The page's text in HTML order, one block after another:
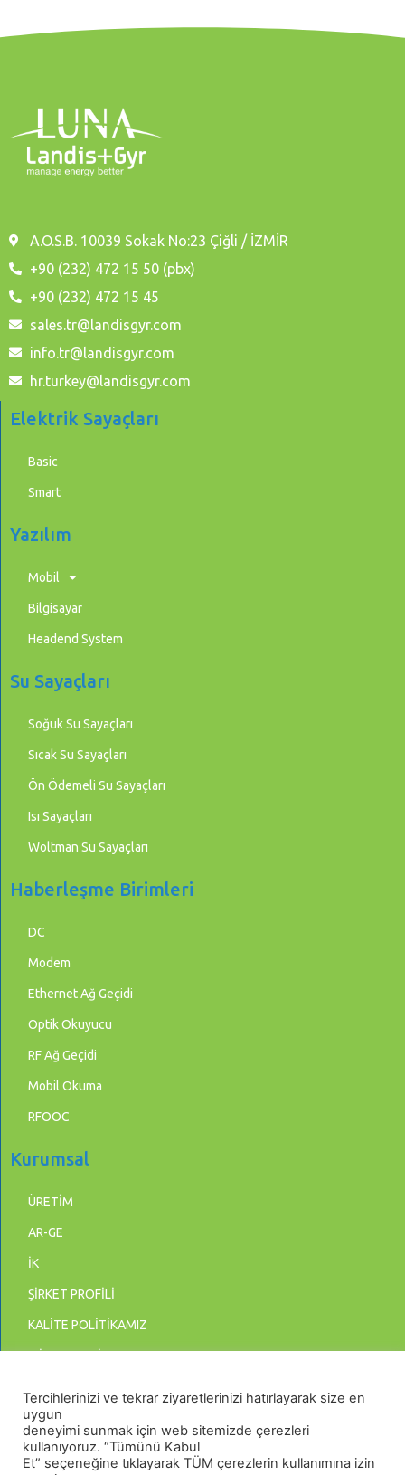
A.O.S.B. 10039 Sokak No:23 Çiğli / İZMİR
+90 (232) 472 15 50 (pbx)
+90 (232) 472 15 45
sales.tr@landisgyr.com
info.tr@landisgyr.com
hr.turkey@landisgyr.com
Elektrik Sayaçları
Basic
Smart
Yazılım
Mobil
Bilgisayar
Headend System
Su Sayaçları
Soğuk Su Sayaçları
Sıcak Su Sayaçları
Ön Ödemeli Su Sayaçları
Isı Sayaçları
Woltman Su Sayaçları
Haberleşme Birimleri
DC
Modem
Ethernet Ağ Geçidi
Optik Okuyucu
RF Ağ Geçidi
Mobil Okuma
RFOOC
Kurumsal
ÜRETİM
AR-GE
İK
ŞİRKET PROFİLİ
KALİTE POLİTİKAMIZ
MİSYON & VİZYON
KİŞİSEL VERİLERİN KORUNMASI
Tercihlerinizi ve tekrar ziyaretlerinizi hatırlayarak size en
uygun
deneyimi sunmak için web sitemizde çerezleri
kullanıyoruz. “Tümünü Kabul
Et” seçeneğine tıklayarak TÜM çerezlerin kullanımına izin